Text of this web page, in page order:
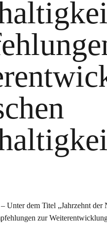
– Unter dem Titel „Jahrzehnt
zur